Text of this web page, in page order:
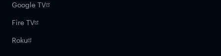
Google TV
Fire TV
Roku